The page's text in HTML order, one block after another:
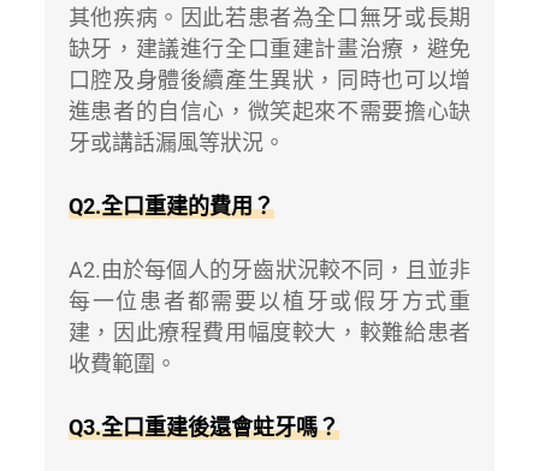
其他疾病。因此若患者為全口無牙或長期
缺牙，建議進行全口重建計畫治療，避免
口腔及身體後續產生異狀，同時也可以增
進患者的自信心，微笑起來不需要擔心缺
牙或講話漏風等狀況。
Q2.全口重建的費用？
A2.由於每個人的牙齒狀況較不同，且並非
每一位患者都需要以植牙或假牙方式重
建，因此療程費用幅度較大，較難給患者
收費範圍。
Q3.全口重建後還會蛀牙嗎？